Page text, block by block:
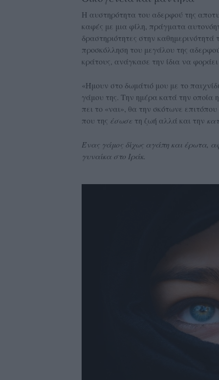
Η αυστηρότητα του αδερφού της
καφές με μια φίλη, πράγματα
δραστηριότητες στην
προσκόλληση του μεγάλου της
κράτους, ανάγκασε την ίδια να
«Ήμουν στο δωμάτιό μου με το
γάμου της. Την ημέρα κατά την οποία
πει το «ναι», θα την σκότωνε
που της έσωσε τη ζωή αλλά και την
Ένας γάμος δίχως αγάπη και έρωτα,
γυναίκα στο Ιράκ.